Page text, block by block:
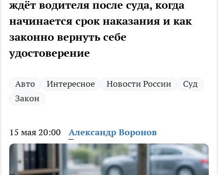
ждёт водителя после суда, когда
начинается срок наказания и как
законно вернуть себе
удостоверение
Авто Интересное Новости России
Суд
Закон
15 мая 20:00 Александр Воронов